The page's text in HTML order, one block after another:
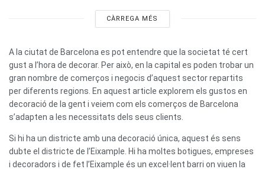
CÀRREGA MÉS
A la ciutat de Barcelona es pot entendre que la societat té cert
gust a l’hora de decorar. Per això, en la capital es poden trobar un
gran nombre de comerços i negocis d’aquest sector repartits
per diferents regions. En aquest article explorem els gustos en
decoració de la gent i veiem com els comerços de Barcelona
s’adapten a les necessitats dels seus clients.
Si hi ha un districte amb una decoració única, aquest és sens
dubte el districte de l’Eixample. Hi ha moltes botigues, empreses
i decoradors i de fet l’Eixample és un excel·lent barri on viuen la